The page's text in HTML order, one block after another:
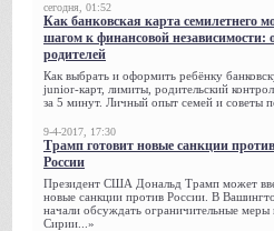
сегодня, 01:52
Как банковская карта семилетнего
шагом к финансовой независимости:
родителей
Как выбрать и оформить ребёнку
junior-карт, лимиты, родительский
за 5 минут. Личный опыт семей и советы
9-4-2017, 17:30
Трамп готовит новые санкции против
России
Президент США Дональд Трамп может
новые санкции против России. В
начали обсуждать ограничительные меры
Сирии...»